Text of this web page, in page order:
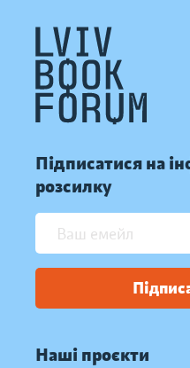
Підписатися на
розсилку
Наші проєкти